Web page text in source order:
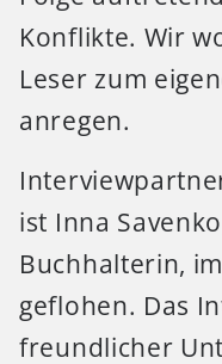
Konflikte. Wir
Leser zum
anregen.
ist Inna
Buchhalterin,
geflohen. Das
freundlicher